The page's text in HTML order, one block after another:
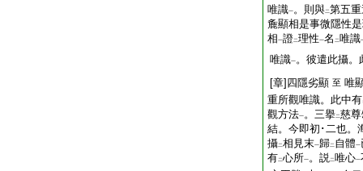
唯識一。則與二第五
麁顯相是事微隱性
相一證二理性一名 二唯識
唯識一。彼遣此攝。
[章]四隱劣顯 至 唯
重所觀唯識。此中有
觀方法一。三擧二慈
結。今即初･二也。
攝二相見末一歸二 自體一
有二心所一。説二唯心一